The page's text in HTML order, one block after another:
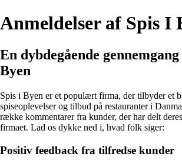
Anmeldelser af Spis I
En dybdegående
Byen
Spis i Byen er et populært firma, der tilbyder et
spiseoplevelser og tilbud på restauranter i
række kommentarer fra kunder, der har delt
firmaet. Lad os dykke ned i, hvad folk siger:
Positiv feedback fra tilfredse kunder